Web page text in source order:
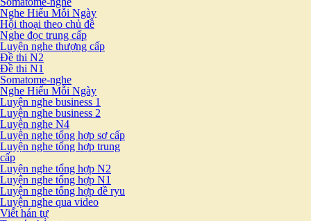
Nghe Hiểu Mỗi Ngày
Hội thoại theo chủ đề
Nghe đọc trung cấp
Luyện nghe thượng cấp
Đề thi N2
Đề thi N1
Somatome-nghe
Nghe Hiểu Mỗi Ngày
Luyện nghe business 1
Luyện nghe business 2
Luyện nghe N4
Luyện nghe tổng hợp sơ cấp
Luyện nghe tổng hợp trung
cấp
Luyện nghe tổng hợp N2
Luyện nghe tổng hợp N1
Luyện nghe tổng hợp đề ryu
Luyện nghe qua video
Viết hán tự